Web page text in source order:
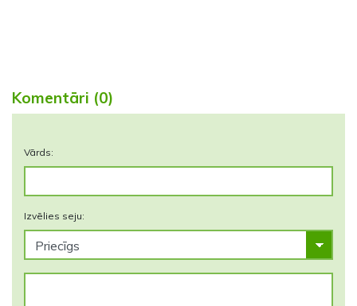
Komentāri (0)
Vārds:
Izvēlies seju: